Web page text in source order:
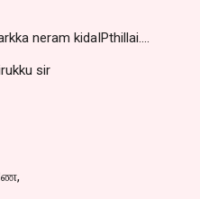
neram kidaIPthillai....
sir